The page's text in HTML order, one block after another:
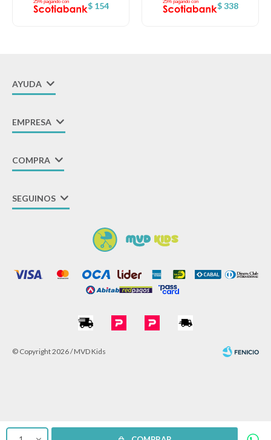
$ 154 $ 338
AYUDA
EMPRESA
COMPRA
SEGUINOS
© Copyright 2026 / MVD Kids